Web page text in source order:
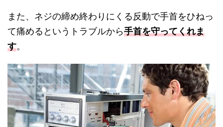
また、ネジの締め終わりにくる反動で手首をひねっ
て痛めるというトラブルから手首を守ってくれま
す。